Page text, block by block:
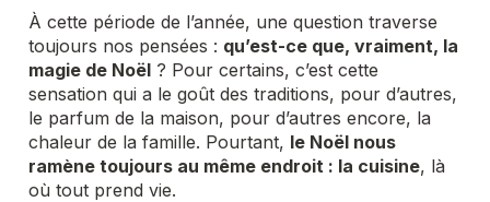
À cette période de l’année, une question traverse
toujours nos pensées : qu’est-ce que, vraiment, la
magie de Noël ? Pour certains, c’est cette
sensation qui a le goût des traditions, pour d’autres,
le parfum de la maison, pour d’autres encore, la
chaleur de la famille. Pourtant, le Noël nous
ramène toujours au même endroit : la cuisine, là
où tout prend vie.